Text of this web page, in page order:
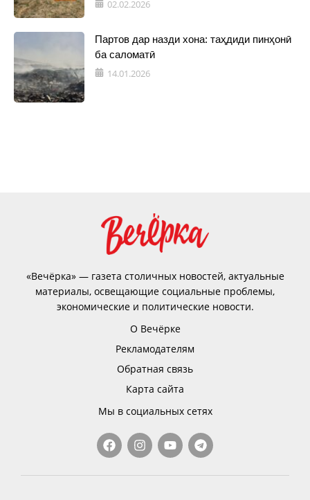
02.02.2026
Партов дар назди хона: таҳдиди пинҳонӣ
ба саломатӣ
14.01.2026
«Вечёрка» — газета столичных новостей, актуальные
материалы, освещающие социальные проблемы,
экономические и политические новости.
О Вечёрке
Рекламодателям
Обратная связь
Карта сайта
Мы в социальных сетях